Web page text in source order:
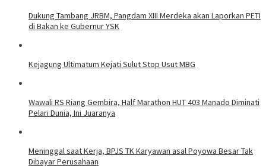
Dukung Tambang JRBM, Pangdam XIII Merdeka akan Laporkan PETI
di Bakan ke Gubernur YSK
Kejagung Ultimatum Kejati Sulut Stop Usut MBG
Wawali RS Riang Gembira, Half Marathon HUT 403 Manado Diminati
Pelari Dunia, Ini Juaranya
Meninggal saat Kerja, BPJS TK Karyawan asal Poyowa Besar Tak
Dibayar Perusahaan